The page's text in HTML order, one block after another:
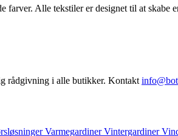
Alle tekstiler er designet til at skabe
rådgivning i alle butikker. Kontakt
VarmegardinerVintergardiner